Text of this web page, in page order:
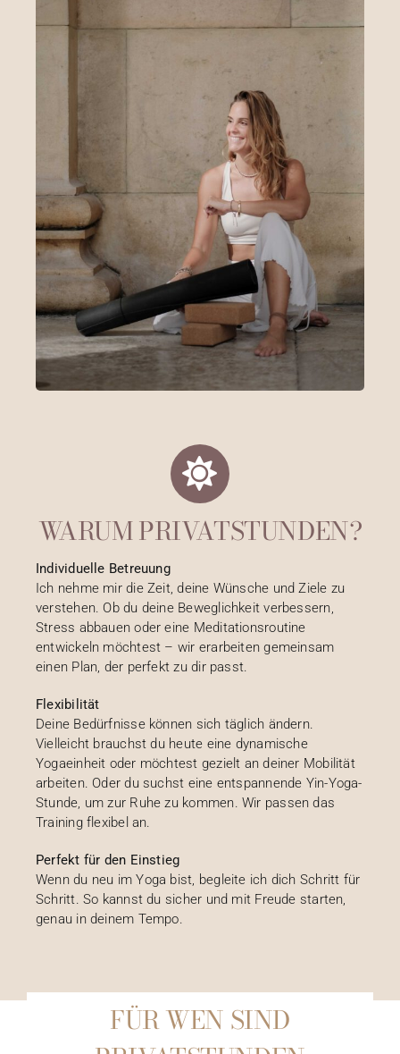
WARUM PRIVATSTUNDEN?
Individuelle Betreuung
Ich nehme mir die Zeit, deine Wünsche und Ziele zu
verstehen. Ob du deine Beweglichkeit verbessern,
Stress abbauen oder eine Meditationsroutine
entwickeln möchtest – wir erarbeiten gemeinsam
einen Plan, der perfekt zu dir passt.
Flexibilität
Deine Bedürfnisse können sich täglich ändern.
Vielleicht brauchst du heute eine dynamische
Yogaeinheit oder möchtest gezielt an deiner Mobilität
arbeiten. Oder du suchst eine entspannende Yin-Yoga-
Stunde, um zur Ruhe zu kommen. Wir passen das
Training flexibel an.
Perfekt für den Einstieg
Wenn du neu im Yoga bist, begleite ich dich Schritt für
Schritt. So kannst du sicher und mit Freude starten,
genau in deinem Tempo.
FÜR WEN SIND